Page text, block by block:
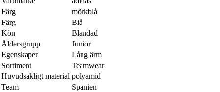
Färg
mörkblå
Färg
Blå
Kön
Blandad
Åldersgrupp
Junior
Egenskaper
Lång ärm
Sortiment
Teamwear
Huvudsakligt material polyamid
Team
Spanien